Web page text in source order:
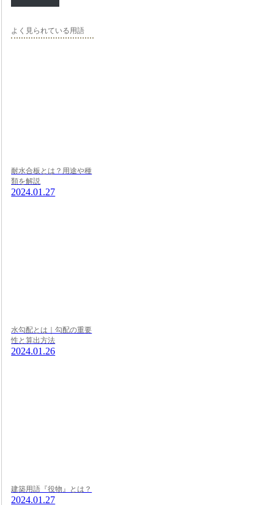
よく見られている用語
耐水合板とは？用途や種
類を解説
2024.01.27
水勾配とは｜勾配の重要
性と算出方法
2024.01.26
建築用語『役物』とは？
2024.01.27